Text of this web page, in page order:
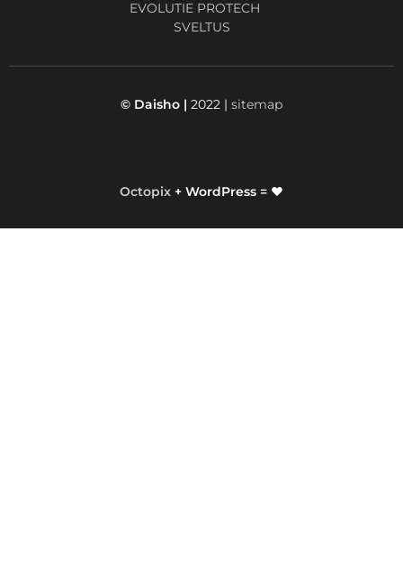
EVOLUTIE PROTECH
SVELTUS
© Daisho | 2022 | sitemap
Octopix + WordPress = ❤